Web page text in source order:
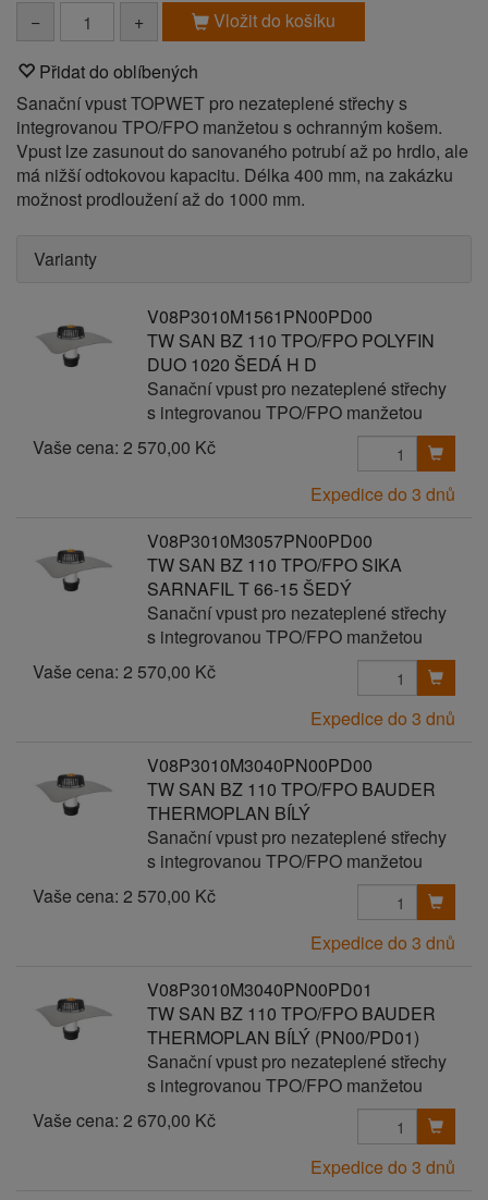
− + Vložit do košíku
Přidat do oblíbených
Sanační vpust TOPWET pro nezateplené střechy s
integrovanou TPO/FPO manžetou s ochranným košem.
Vpust lze zasunout do sanovaného potrubí až po hrdlo, ale
má nižší odtokovou kapacitu. Délka 400 mm, na zakázku
možnost prodloužení až do 1000 mm.
Varianty
V08P3010M1561PN00PD00
TW SAN BZ 110 TPO/FPO POLYFIN
DUO 1020 ŠEDÁ H D
Sanační vpust pro nezateplené střechy
s integrovanou TPO/FPO manžetou
Vaše cena: 2 570,00 Kč
Expedice do 3 dnů
V08P3010M3057PN00PD00
TW SAN BZ 110 TPO/FPO SIKA
SARNAFIL T 66-15 ŠEDÝ
Sanační vpust pro nezateplené střechy
s integrovanou TPO/FPO manžetou
Vaše cena: 2 570,00 Kč
Expedice do 3 dnů
V08P3010M3040PN00PD00
TW SAN BZ 110 TPO/FPO BAUDER
THERMOPLAN BÍLÝ
Sanační vpust pro nezateplené střechy
s integrovanou TPO/FPO manžetou
Vaše cena: 2 570,00 Kč
Expedice do 3 dnů
V08P3010M3040PN00PD01
TW SAN BZ 110 TPO/FPO BAUDER
THERMOPLAN BÍLÝ (PN00/PD01)
Sanační vpust pro nezateplené střechy
s integrovanou TPO/FPO manžetou
Vaše cena: 2 670,00 Kč
Expedice do 3 dnů